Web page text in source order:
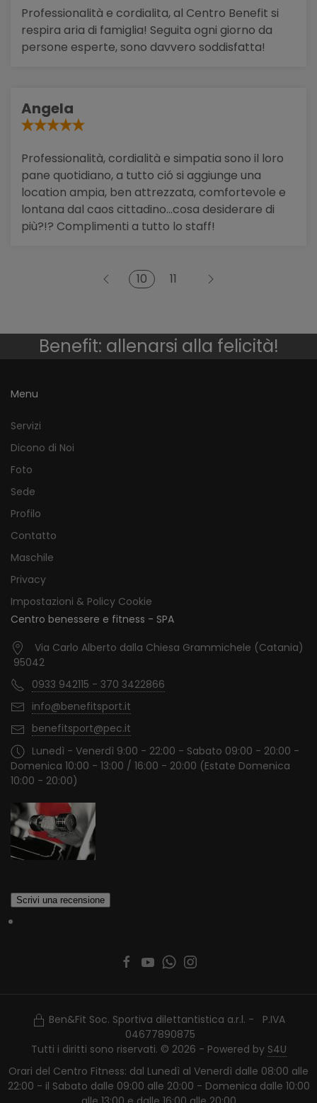
Professionalità e cordialita, al Centro Benefit si
respira aria di famiglia! Seguita ogni giorno da
persone esperte, sono davvero soddisfatta!
Angela
Professionalità, cordialità e simpatia sono il loro
pane quotidiano, a tutto ció si aggiunge una
location ampia, ben attrezzata, comfortevole e
lontana dal caos cittadino...cosa desiderare di
più?!? Complimenti a tutto lo staff!
10 11
Benefit: allenarsi alla felicità!
Menu
Servizi
Dicono di Noi
Foto
Sede
Profilo
Contatto
Maschile
Privacy
Impostazioni & Policy Cookie
Centro benessere e fitness - SPA
Via Carlo Alberto dalla Chiesa Grammichele (Catania)
95042
0933 942115 - 370 3422866
info@benefitsport.it
benefitsport@pec.it
Lunedì - Venerdì 9:00 - 22:00 - Sabato 09:00 - 20:00 -
Domenica 10:00 - 13:00 / 16:00 - 20:00 (Estate Domenica
10:00 - 20:00)
Ben&Fit Soc. Sportiva dilettantistica a.r.l. - P.IVA
04677890875
Tutti i diritti sono riservati. © 2026 - Powered by S4U
Orari del Centro Fitness: dal Lunedì al Venerdì dalle 08:00 alle
22:00 - il Sabato dalle 09:00 alle 20:00 - Domenica dalle 10:00